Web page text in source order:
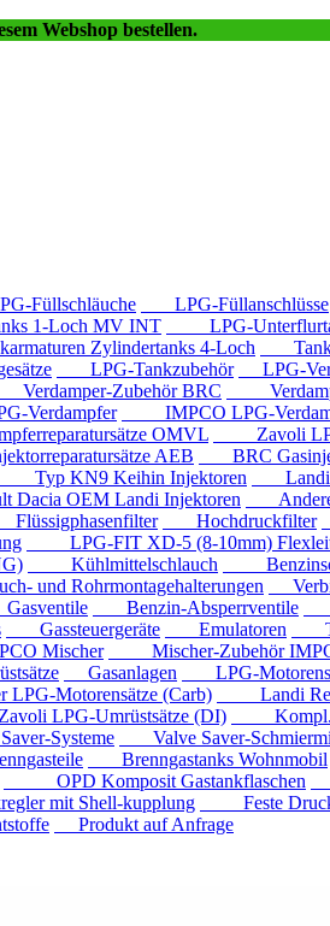
Webshop bestellen.
Füllschläuche LPG-Füllanschlüsse
1-Loch MV INT LPG-
Zylindertanks 4-Loch
LPG-Tankzubehör LPG-
Zubehör BRC
Verdampfer IMPCO LPG-
OMVL Zavoli
AEB BRC
Typ KN9 Keihin Injektoren Landi
OEM Landi Injektoren Andere
Hochdruckfilter
LPG-FIT XD-5 (8-10mm)
Kühlmittelschlauch
und Rohrmontagehalterungen
Benzin-Absperrventile
Gassteuergeräte Emulatoren
Mischer Mischer-Zubehör
Gasanlagen LPG-
Motorensätze (Carb) Landi
LPG-Umrüstsätze (DI) Kompl.
Systeme Valve Saver-
Brenngastanks Wohnmobil
OPD Komposit Gastankflaschen
mit Shell-kupplung Feste
Produkt auf Anfrage